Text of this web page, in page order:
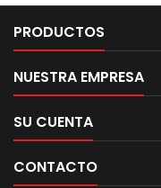
PRODUCTOS
NUESTRA EMPRESA
SU CUENTA
CONTACTO